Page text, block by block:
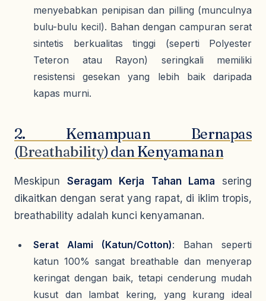
menyebabkan penipisan dan pilling (munculnya
bulu-bulu kecil). Bahan dengan campuran serat
sintetis berkualitas tinggi (seperti Polyester
Teteron atau Rayon) seringkali memiliki
resistensi gesekan yang lebih baik daripada
kapas murni.
2. Kemampuan Bernapas
(Breathability) dan Kenyamanan
MeskipunSeragam Kerja Tahan Lama sering
dikaitkan dengan serat yang rapat, di iklim tropis,
breathability adalah kunci kenyamanan.
Serat Alami (Katun/Cotton): Bahan seperti
katun 100% sangat breathable dan menyerap
keringat dengan baik, tetapi cenderung mudah
kusut dan lambat kering, yang kurang ideal